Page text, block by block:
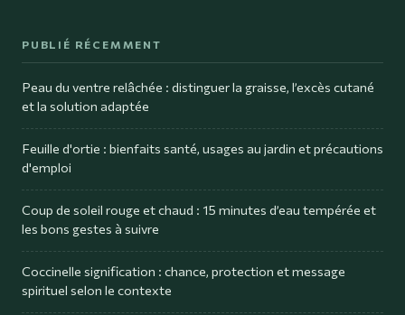
PUBLIÉ RÉCEMMENT
Peau du ventre relâchée : distinguer la graisse, l’excès cutané
et la solution adaptée
Feuille d'ortie : bienfaits santé, usages au jardin et précautions
d'emploi
Coup de soleil rouge et chaud : 15 minutes d’eau tempérée et
les bons gestes à suivre
Coccinelle signification : chance, protection et message
spirituel selon le contexte